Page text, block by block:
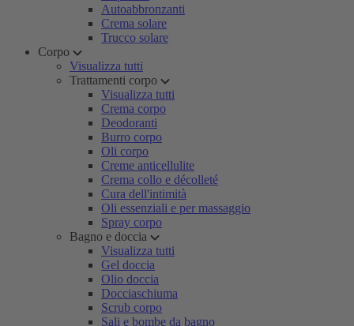
Autoabbronzanti
Crema solare
Trucco solare
Corpo
Visualizza tutti
Trattamenti corpo
Visualizza tutti
Crema corpo
Deodoranti
Burro corpo
Oli corpo
Creme anticellulite
Crema collo e décolleté
Cura dell'intimità
Oli essenziali e per massaggio
Spray corpo
Bagno e doccia
Visualizza tutti
Gel doccia
Olio doccia
Docciaschiuma
Scrub corpo
Sali e bombe da bagno